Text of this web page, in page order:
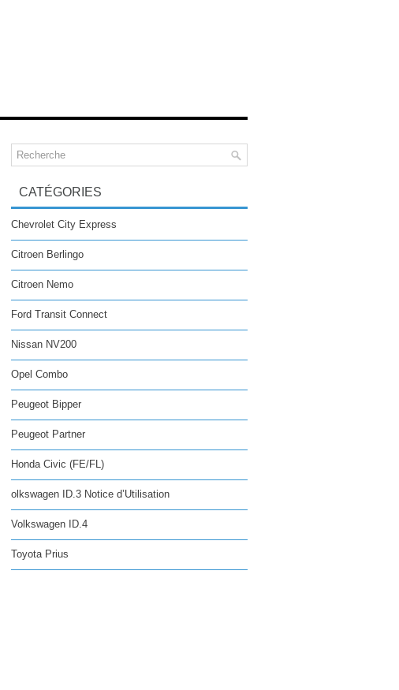
CATÉGORIES
Chevrolet City Express
Citroen Berlingo
Citroen Nemo
Ford Transit Connect
Nissan NV200
Opel Combo
Peugeot Bipper
Peugeot Partner
Honda Civic (FE/FL)
olkswagen ID.3 Notice d’Utilisation
Volkswagen ID.4
Toyota Prius